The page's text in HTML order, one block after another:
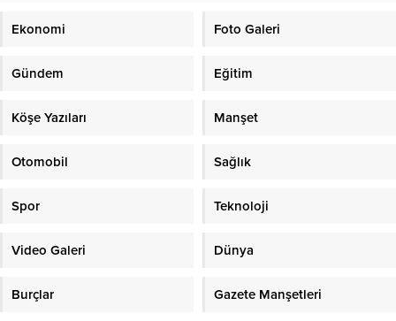
Ekonomi Foto Galeri
Gündem Eğitim
Köşe Yazıları Manşet
Otomobil Sağlık
Spor Teknoloji
Video Galeri Dünya
Burçlar Gazete Manşetleri